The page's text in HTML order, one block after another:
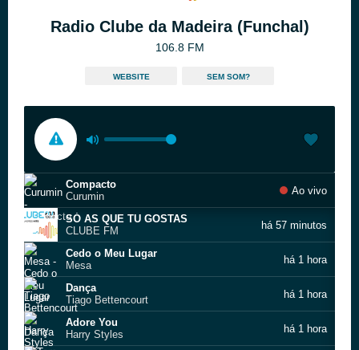
Radio Clube da Madeira (Funchal)
106.8 FM
WEBSITE SEM SOM?
Compacto
Curumin
Ao vivo
SÓ AS QUE TU GOSTAS
CLUBE FM
há 57 minutos
Cedo o Meu Lugar
Mesa
há 1 hora
Dança
Tiago Bettencourt
há 1 hora
Adore You
Harry Styles
há 1 hora